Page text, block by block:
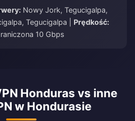
Nowy Jork, Tegucigalpa,
Tegucigalpa | Prędkość:
10 Gbps
Honduras vs inne
w Hondurasie